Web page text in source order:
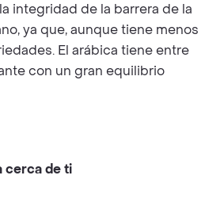
integridad de la barrera de la
ya que, aunque tiene menos
El arábica tiene entre
con un gran equilibrio
cerca de ti